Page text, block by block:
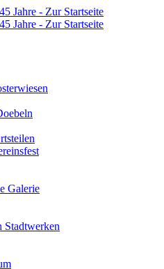
Galerie
Stadtwerken